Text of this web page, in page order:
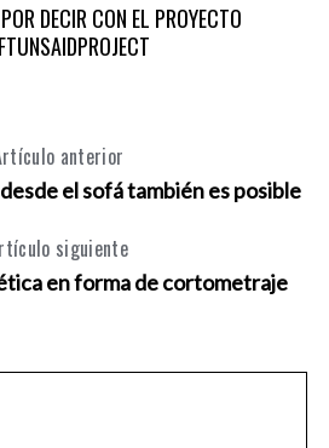
DECIR CON EL PROYECTO
anterior
el sofá también es posible
siguiente
en forma de cortometraje